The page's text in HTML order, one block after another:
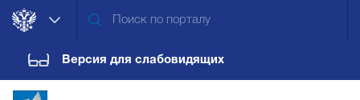
Версия для слабовидящих